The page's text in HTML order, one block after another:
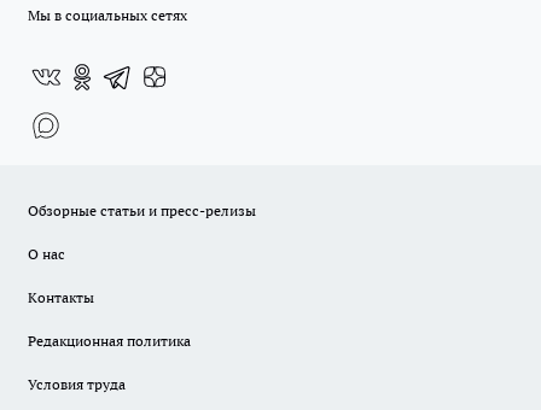
Мы в социальных сетях
Обзорные статьи и пресс-релизы
О нас
Контакты
Редакционная политика
Условия труда